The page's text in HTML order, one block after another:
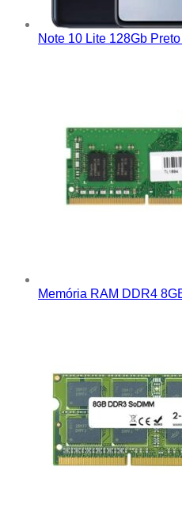
Note 10 Lite 128Gb
Memória RAM DDR4